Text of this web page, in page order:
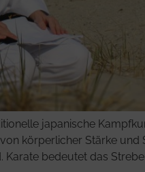
japanische
körperlicher Stärke
bedeutet das